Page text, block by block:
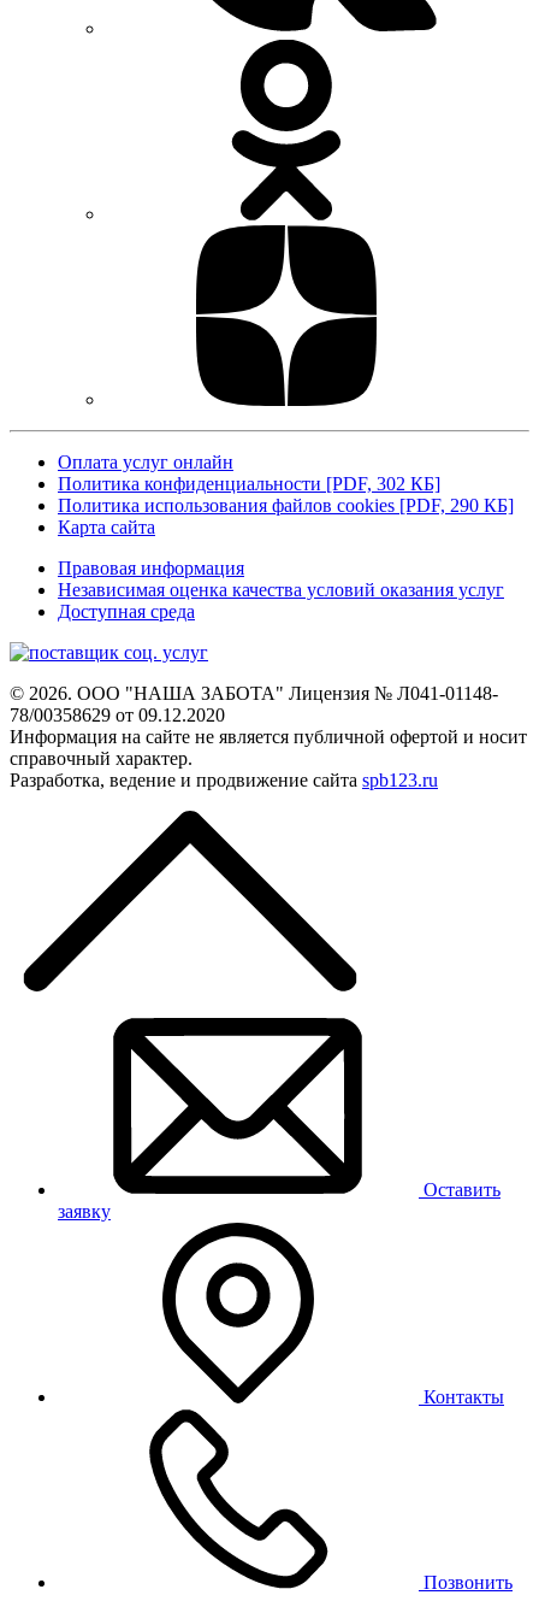
Оплата услуг онлайн
Политика конфиденциальности [PDF, 302 КБ]
Политика использования файлов cookies [PDF, 290 КБ]
Карта сайта
Правовая информация
Независимая оценка качества условий оказания услуг
Доступная среда
© 2026. ООО "НАША ЗАБОТА" Лицензия № Л041-01148-
78/00358629 от 09.12.2020
Информация на сайте не является публичной офертой и носит
справочный характер.
Разработка, ведение и продвижение сайта spb123.ru
Оставить
заявку
Контакты
Позвонить